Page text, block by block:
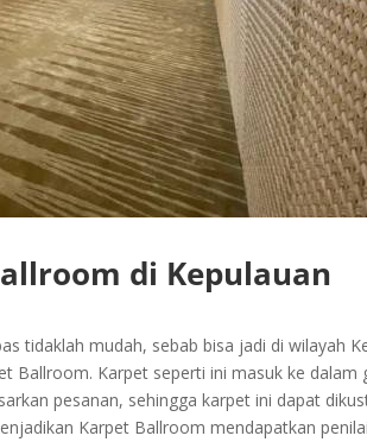
di Kepulauan
tidaklah mudah, sebab bisa jadi di wilayah
Ballroom. Karpet seperti ini masuk ke dalam
pesanan, sehingga karpet ini dapat
Karpet Ballroom mendapatkan